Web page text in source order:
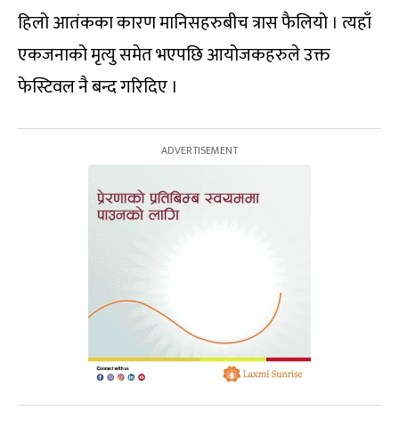
हिलो आतंकका कारण मानिसहरुबीच त्रास फैलियो । त्यहाँ
एकजनाको मृत्यु समेत भएपछि आयोजकहरुले उक्त
फेस्टिवल नै बन्द गरिदिए ।